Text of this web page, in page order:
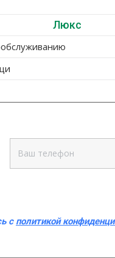
Люкс
с политикой